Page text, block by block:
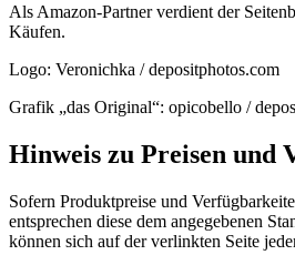
Als Amazon-Partner verdient der
Käufen.
Logo: Veronichka / depositphotos.com
Grafik „das Original“: opicobello /
Hinweis zu Preisen und
Sofern Produktpreise und
entsprechen diese dem angegebenen
können sich auf der verlinkten Seite